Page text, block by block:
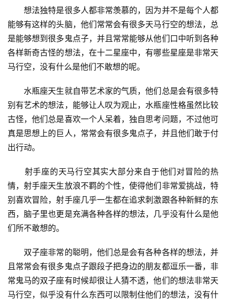
想法独特是很多人都非常羡慕的，因为并不是每个人都
能够有这样的头脑，他们常常会有很多天马行空的想法，总
是能够想到很多鬼点子，并且常常能够从他们口中听到各种
各样新奇古怪的想法，在十二星座中，有哪些星座是非常天
马行空，没有什么是他们不敢想的呢。
水瓶座天生就自带艺术家的气质，他们总是会有很多特
别有艺术的想法，能够让人叹为观止，水瓶座性格虽然比较
古怪，他们总是喜欢一个人呆着，独自思考问题，不过他可
真是思想上的巨人，常常会有很多鬼点子，并且他们敢于付
出行动。
射手座的天马行空其实大部分来自于他们对冒险的热
情，射手座天生放浪不羁的个性，使得他们非常爱挑战，特
别喜欢冒险，射手座几乎一生都在追求刺激跟各种新鲜的东
西，脑子里也更是充满各种各样的想法，几乎没有什么是他
们所不敢想的。
双子座非常的聪明，他们总是会有各种各样的想法，并
且常常会有很多鬼点子跟段子把身边的朋友都逗乐一番，非
常鬼马的双子座有时候却很让人猜不透，他们的想法非常天
马行空，似乎没有什么东西可以限制住他们的想法，没有什